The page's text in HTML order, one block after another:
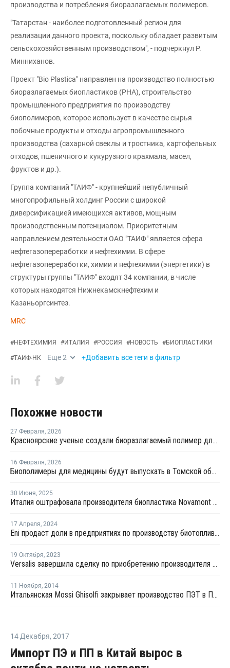
производства и потребления биоразлагаемых полимеров.
"Татарстан - наиболее подготовленный регион для
реализации данного проекта, поскольку обладает развитым
сельскохозяйственным производством", - подчеркнул Р.
Минниханов.
Проект "Bio Plastica" направлен на производство полностью
биоразлагаемых биопластиков (РНА), строительство
промышленного предприятия по производству
биополимеров, которое использует в качестве сырья
побочные продукты и отходы агропромышленного
производства (сахарной свеклы и тростника, картофельных
отходов, пшеничного и кукурузного крахмала, масел,
фруктов и др.).
Группа компаний "ТАИФ" - крупнейший непубличный
многопрофильный холдинг России с широкой
диверсификацией имеющихся активов, мощным
производственным потенциалом. Приоритетным
направлением деятельности ОАО "ТАИФ" является сфера
нефтегазопереработки и нефтехимии. В сфере
нефтегазопереработки, химии и нефтехимии (энергетики) в
структуры группы "ТАИФ" входят 34 компании, в числе
которых находятся Нижнекамскнефтехим и
Казаньоргсинтез.
MRC
#НЕФТЕХИМИЯ #ИТАЛИЯ #РОССИЯ #НОВОСТЬ #БИОПЛАСТИКИ
#ТАИФ-НК Еще2 +Добавить все теги в фильтр
Похожие новости
27 Февраля, 2026
Красноярские ученые создали биоразлагаемый полимер для упаковки и медицины
16 Февраля, 2026
Биополимеры для медицины будут выпускать в Томской области
30 Июня, 2025
Италия оштрафовала производителя биопластика Novamont за злоупотребление доминирующим положением
17 Апреля, 2024
Eni продаст доли в предприятиях по производству биотоплива и биопластика к концу 2024 года
19 Октября, 2023
Versalis завершила сделку по приобретению производителя биопластиков Novamont
11 Ноября, 2014
Итальянская Mossi Ghisolfi закрывает производство ПЭТ в Патрике на плановый ремонт
14 Декабря, 2017
Импорт ПЭ и ПП в Китай вырос в